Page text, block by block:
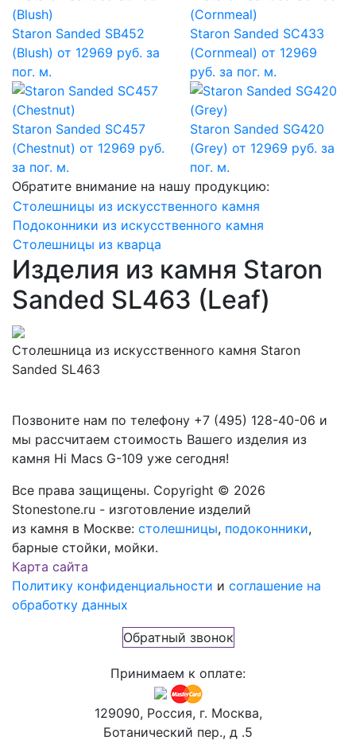
Staron Sanded SB452
(Blush) от 12969 руб. за
пог. м.
Staron Sanded SC433
(Cornmeal) от 12969
руб. за пог. м.
Staron Sanded SC457
(Chestnut) от 12969 руб.
за пог. м.
Staron Sanded SG420
(Grey) от 12969 руб. за
пог. м.
Обратите внимание на нашу продукцию:
Столешницы из искусственного камня
Подоконники из искусственного камня
Столешницы из кварца
Изделия из камня Staron
Sanded SL463 (Leaf)
Столешница из искусственного камня Staron
Sanded SL463
Позвоните нам по телефону +7 (495) 128-40-06 и
мы рассчитаем стоимость Вашего изделия из
камня Hi Macs G-109 уже сегодня!
Все права защищены. Copyright © 2026
Stonestone.ru - изготовление изделий
из камня в Москве: столешницы, подоконники,
барные стойки, мойки.
Карта сайта
Политику конфиденциальности и соглашение на
обработку данных
Обратный звонок
Принимаем к оплате:
129090, Россия, г. Москва,
Ботанический пер., д .5